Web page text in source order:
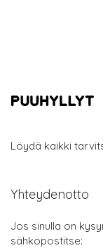
Löydä kaikki
Yhteydenotto
Jos sinulla on
sähköpostitse: